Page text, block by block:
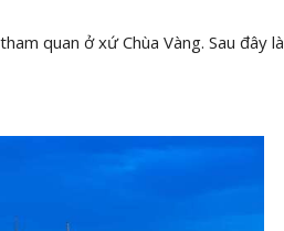
quan ở xứ Chùa Vàng. Sau đây